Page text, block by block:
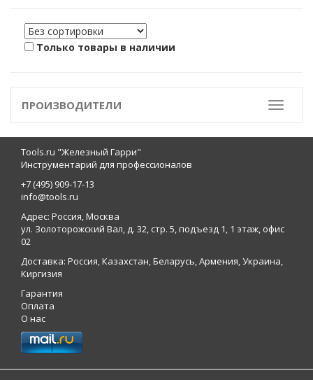
Только товары в наличии
Toggle
ПРОИЗВОДИТЕЛИ
Tools.ru "Железный Гарри"
Инструментарий для профессионалов
+7 (495) 909-17-13
info@tools.ru
Адрес: Россия, Москва
ул. Золоторожский Вал, д. 32, стр. 5, подъезд 1, 1 этаж, офис
02
Доставка: Россия, Казахстан, Беларусь, Армения, Украина,
Киргизия
Гарантия
Оплата
О нас